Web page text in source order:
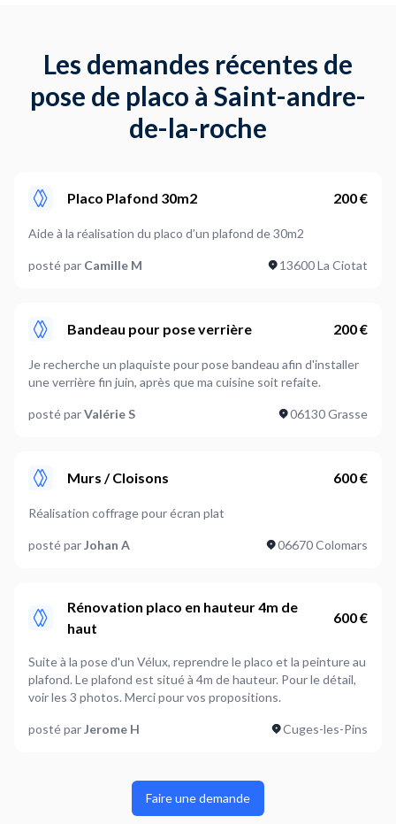
Les demandes récentes de
pose de placo à Saint-andre-
de-la-roche
Placo Plafond 30m2 200 €
Aide à la réalisation du placo d’un plafond de 30m2
posté par Camille M 13600 La Ciotat
Bandeau pour pose verrière 200 €
Je recherche un plaquiste pour pose bandeau afin d'installer
une verrière fin juin, après que ma cuisine soit refaite.
posté parValérie S 06130 Grasse
Murs / Cloisons 600 €
Réalisation coffrage pour écran plat
posté parJohan A 06670 Colomars
Rénovation placo en hauteur 4m de
haut
600 €
Suite à la pose d'un Vélux, reprendre le placo et la peinture au
plafond. Le plafond est situé à 4m de hauteur. Pour le détail,
voir les 3 photos. Merci pour vos propositions.
posté parJerome H Cuges-les-Pins
Faire une demande